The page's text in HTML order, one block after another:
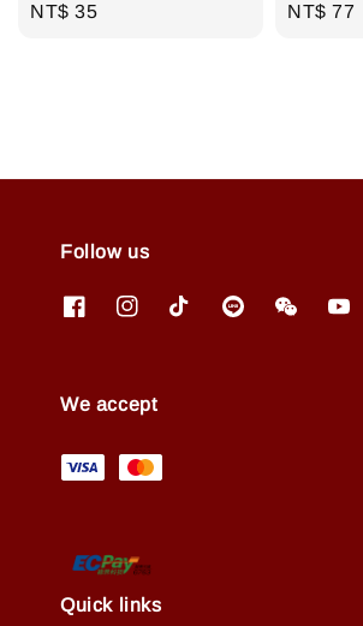
Regular
NT$ 35
Sale
NT$ 77
Follow us
We accept
Quick links